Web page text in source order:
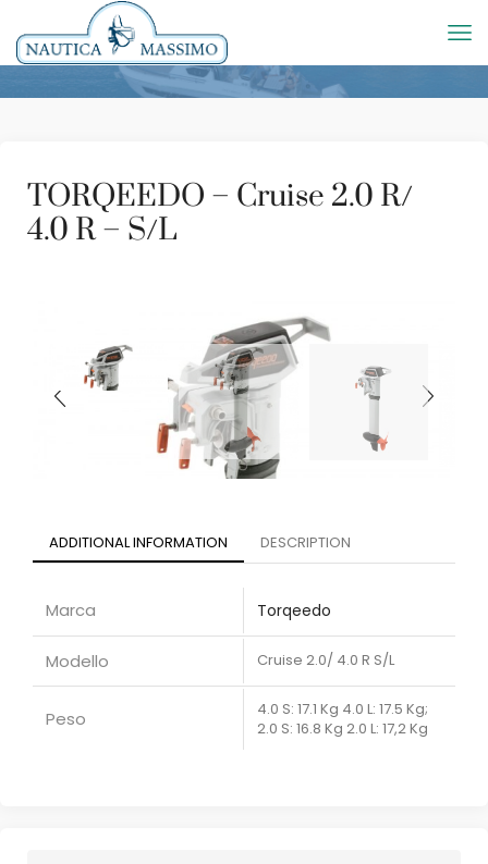
TORQEEDO – Cruise 2.0 R/
4.0 R – S/L
ADDITIONAL INFORMATION DESCRIPTION
Marca Torqeedo
Modello Cruise 2.0/ 4.0 R S/L
Peso
4.0 S: 17.1 Kg 4.0 L: 17.5 Kg;
2.0 S: 16.8 Kg 2.0 L: 17,2 Kg